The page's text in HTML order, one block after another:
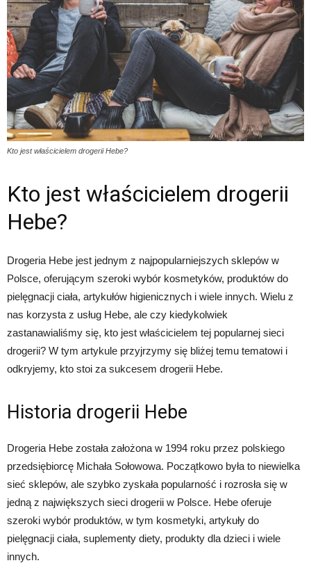
Kto jest właścicielem drogerii Hebe?
Kto jest właścicielem drogerii
Hebe?
Drogeria Hebe jest jednym z najpopularniejszych sklepów w
Polsce, oferującym szeroki wybór kosmetyków, produktów do
pielęgnacji ciała, artykułów higienicznych i wiele innych. Wielu z
nas korzysta z usług Hebe, ale czy kiedykolwiek
zastanawialiśmy się, kto jest właścicielem tej popularnej sieci
drogerii? W tym artykule przyjrzymy się bliżej temu tematowi i
odkryjemy, kto stoi za sukcesem drogerii Hebe.
Historia drogerii Hebe
Drogeria Hebe została założona w 1994 roku przez polskiego
przedsiębiorcę Michała Sołowowa. Początkowo była to niewielka
sieć sklepów, ale szybko zyskała popularność i rozrosła się w
jedną z największych sieci drogerii w Polsce. Hebe oferuje
szeroki wybór produktów, w tym kosmetyki, artykuły do
pielęgnacji ciała, suplementy diety, produkty dla dzieci i wiele
innych.